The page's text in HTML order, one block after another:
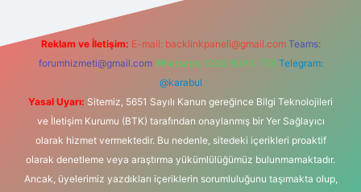
Reklam ve İletişim: E-mail: backlinkpaneli@gmail.com Teams:
forumhizmeti@gmail.com Whatsapp: 0262 606 0 726 Telegram:
@karabul
Yasal Uyarı: Sitemiz, 5651 Sayılı Kanun gereğince Bilgi Teknolojileri
ve İletişim Kurumu (BTK) tarafından onaylanmış bir Yer Sağlayıcı
olarak hizmet vermektedir. Bu nedenle, sitedeki içerikleri proaktif
olarak denetleme veya araştırma yükümlülüğümüz bulunmamaktadır.
Ancak, üyelerimiz yazdıkları içeriklerin sorumluluğunu taşımakta olup,